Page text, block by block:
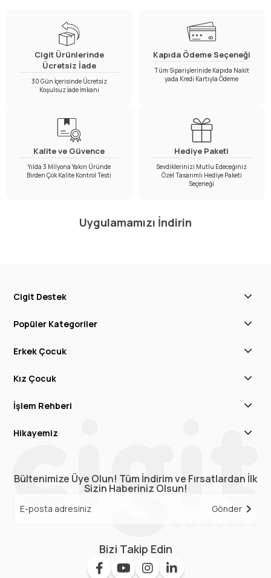
Cigit Ürünlerinde
Ücretsiz İade
30 Gün İçerisinde Ücretsiz
Koşulsuz İade İmkanı
Kapıda Ödeme Seçeneği
Tüm Siparişlerinide Kapıda Nakit
yada Kredi Kartıyla Ödeme
Kalite ve Güvence
Yılda 3 Milyona Yakın Üründe
Birden Çok Kalite Kontrol Testi
Hediye Paketi
Sevdiklerinizi Mutlu Edeceğiniz
Özel Tasarımlı Hediye Paketi
Seçeneği
Uygulamamızı İndirin
Cigit Destek
Popüler Kategoriler
Erkek Çocuk
Kız Çocuk
İşlem Rehberi
Hikayemiz
Bültenimize Üye Olun! Tüm İndirim ve Fırsatlardan İlk
Sizin Haberiniz Olsun!
Gönder
Bizi Takip Edin